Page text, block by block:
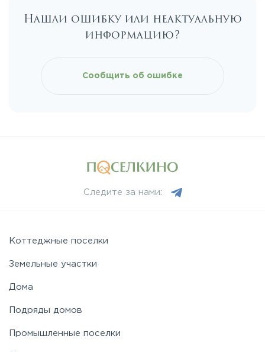
Каширское
Новорижское
Носовихинское
Нашли ошибку или неактуальную
информацию?
Сообщить об ошибке
Следите за нами:
Коттеджные поселки
Земельные участки
Дома
Подряды домов
Промышленные поселки